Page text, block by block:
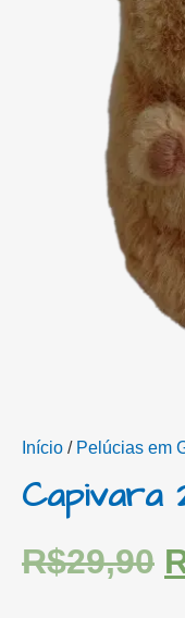
Início / Pelúcias em
Capivara
R$29,90